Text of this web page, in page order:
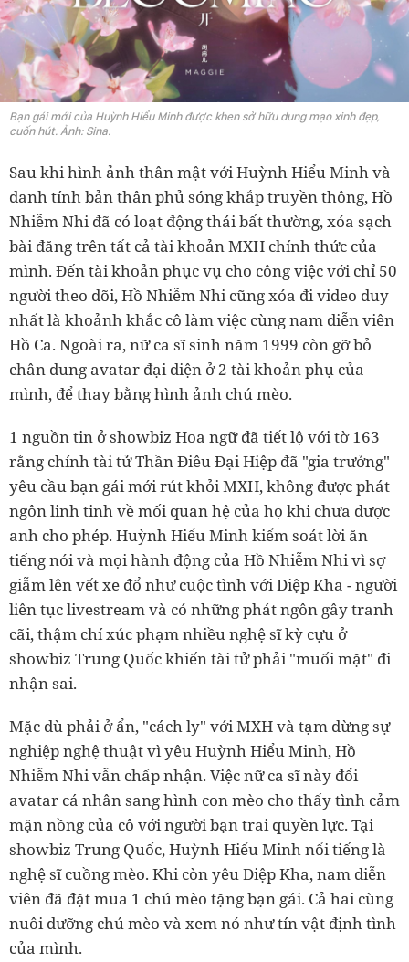
Bạn gái mới của Huỳnh Hiểu Minh được khen sở hữu dung mạo xinh đẹp,
cuốn hút. Ảnh: Sina.
Sau khi hình ảnh thân mật với Huỳnh Hiểu Minh và
danh tính bản thân phủ sóng khắp truyền thông, Hồ
Nhiễm Nhi đã có loạt động thái bất thường, xóa sạch
bài đăng trên tất cả tài khoản MXH chính thức của
mình. Đến tài khoản phục vụ cho công việc với chỉ 50
người theo dõi, Hồ Nhiễm Nhi cũng xóa đi video duy
nhất là khoảnh khắc cô làm việc cùng nam diễn viên
Hồ Ca. Ngoài ra, nữ ca sĩ sinh năm 1999 còn gỡ bỏ
chân dung avatar đại diện ở 2 tài khoản phụ của
mình, để thay bằng hình ảnh chú mèo.
1 nguồn tin ở showbiz Hoa ngữ đã tiết lộ với tờ 163
rằng chính tài tử Thần Điêu Đại Hiệp đã "gia trưởng"
yêu cầu bạn gái mới rút khỏi MXH, không được phát
ngôn linh tinh về mối quan hệ của họ khi chưa được
anh cho phép. Huỳnh Hiểu Minh kiểm soát lời ăn
tiếng nói và mọi hành động của Hồ Nhiễm Nhi vì sợ
giẫm lên vết xe đổ như cuộc tình với Diệp Kha - người
liên tục livestream và có những phát ngôn gây tranh
cãi, thậm chí xúc phạm nhiều nghệ sĩ kỳ cựu ở
showbiz Trung Quốc khiến tài tử phải "muối mặt" đi
nhận sai.
Mặc dù phải ở ẩn, "cách ly" với MXH và tạm dừng sự
nghiệp nghệ thuật vì yêu Huỳnh Hiểu Minh, Hồ
Nhiễm Nhi vẫn chấp nhận. Việc nữ ca sĩ này đổi
avatar cá nhân sang hình con mèo cho thấy tình cảm
mặn nồng của cô với người bạn trai quyền lực. Tại
showbiz Trung Quốc, Huỳnh Hiểu Minh nổi tiếng là
nghệ sĩ cuồng mèo. Khi còn yêu Diệp Kha, nam diễn
viên đã đặt mua 1 chú mèo tặng bạn gái. Cả hai cùng
nuôi dưỡng chú mèo và xem nó như tín vật định tình
của mình.